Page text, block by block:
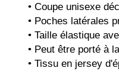
• Coupe unisexe
• Poches latérales
• Taille élastique
• Peut être porté à
• Tissu en jersey